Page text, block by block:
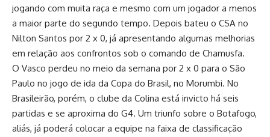
jogando com muita raça e mesmo com um jogador a menos
a maior parte do segundo tempo. Depois bateu o CSA no
Nilton Santos por 2 x 0, já apresentando algumas melhorias
em relação aos confrontos sob o comando de Chamusfa.
O Vasco perdeu no meio da semana por 2 x 0 para o São
Paulo no jogo de ida da Copa do Brasil, no Morumbi. No
Brasileirão, porém, o clube da Colina está invicto há seis
partidas e se aproxima do G4. Um triunfo sobre o Botafogo,
aliás, já poderá colocar a equipe na faixa de classificação